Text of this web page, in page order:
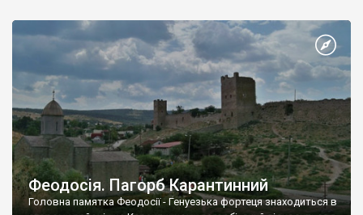
Феодосія. Пагорб Карантинний
Головна памятка Феодосії - Генуезька фортеця знаходиться в